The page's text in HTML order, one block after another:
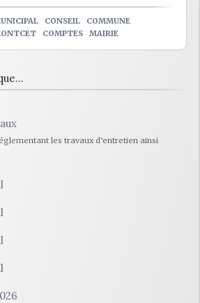
CONSEIL
COMMUNE
COMPTES MAIRIE
les travaux d’entretien ainsi